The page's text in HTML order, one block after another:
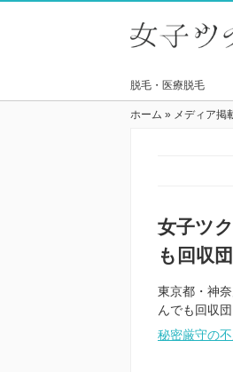
脱毛・医療脱毛
ホーム » メディア掲
女子ツ
も回収
東京都・神
んでも回収
秘密厳守の